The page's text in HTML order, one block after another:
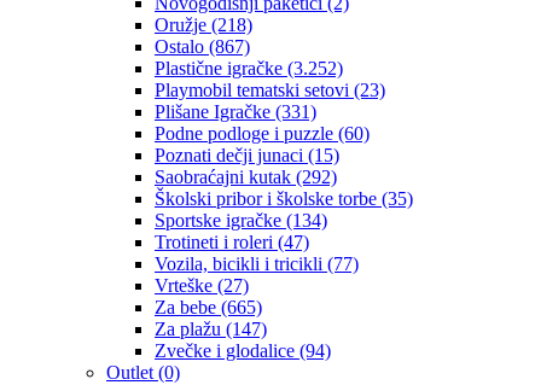
Oružje (218)
Ostalo (867)
Plastične igračke (3.252)
Playmobil tematski setovi (23)
Plišane Igračke (331)
Podne podloge i puzzle (60)
Poznati dečji junaci (15)
Saobraćajni kutak (292)
Školski pribor i školske torbe (35)
Sportske igračke (134)
Trotineti i roleri (47)
Vozila, bicikli i tricikli (77)
Vrteške (27)
Za bebe (665)
Za plažu (147)
Zvečke i glodalice (94)
Outlet (0)